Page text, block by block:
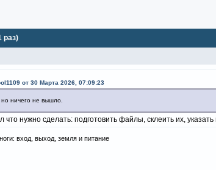
раз)
от 30 Марта 2026, 07:09:23
ничего не вышло.
что нужно сделать: подготовить файлы, склеить их,
вход, выход, земля и питание